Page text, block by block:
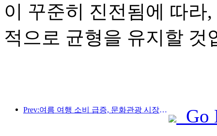
이 꾸준히 진전됨에 따라
적으로 균형을 유지할 것
Prev:여름 여행 소비 급증, 문화관광 시장 혁신·업그레이드
Go